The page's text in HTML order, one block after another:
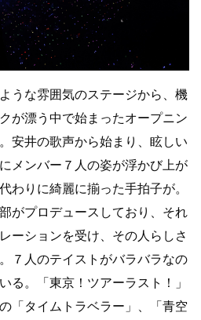
うな雰囲気のステージから、機
が漂う中で始まったオープニン
安井の歌声から始まり、眩しい
メンバー７人の姿が浮かび上が
わりに綺麗に揃った手拍子が。
がプロデュースしており、それ
ーションを受け、その人らしさ
７人のテイストがバラバラなの
る。「東京！ツアーラスト！」
「タイムトラベラー」、「青空